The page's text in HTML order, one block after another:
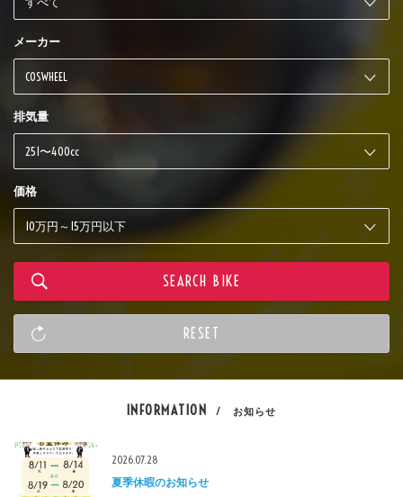
メーカー
排気量
価格
INFORMATION / お知らせ
2026.07.28
夏季休暇のお知らせ